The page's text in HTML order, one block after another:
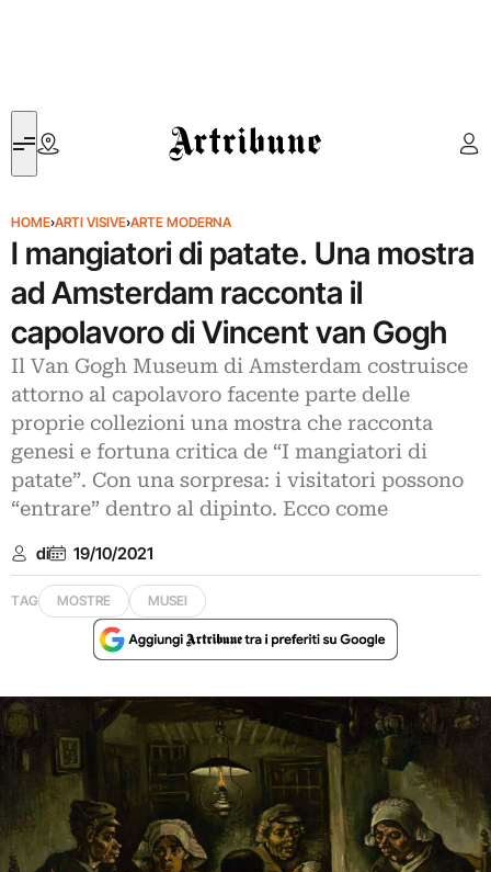
Artribune
HOME›ARTI VISIVE›ARTE MODERNA
I mangiatori di patate. Una mostra
ad Amsterdam racconta il
capolavoro di Vincent van Gogh
Il Van Gogh Museum di Amsterdam costruisce
attorno al capolavoro facente parte delle
proprie collezioni una mostra che racconta
genesi e fortuna critica de “I mangiatori di
patate”. Con una sorpresa: i visitatori possono
“entrare” dentro al dipinto. Ecco come
di 19/10/2021
TAG MOSTRE MUSEI